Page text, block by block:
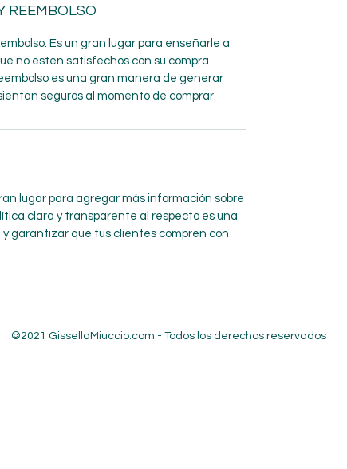
REEMBOLSO
Es un gran lugar para enseñarle a
no estén satisfechos con su compra.
es una gran manera de generar
seguros al momento de comprar.
lugar para agregar más información sobre
clara y transparente al respecto es una
garantizar que tus clientes compren con
©2021 GissellaMiuccio.com - Todos los derechos reservados